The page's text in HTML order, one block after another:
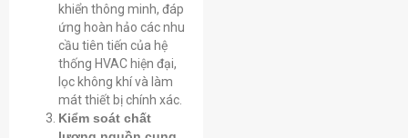
khiển thông minh, đáp
ứng hoàn hảo các nhu
cầu tiên tiến của hệ
thống HVAC hiện đại,
lọc không khí và làm
mát thiết bị chính xác.
Kiểm soát chất